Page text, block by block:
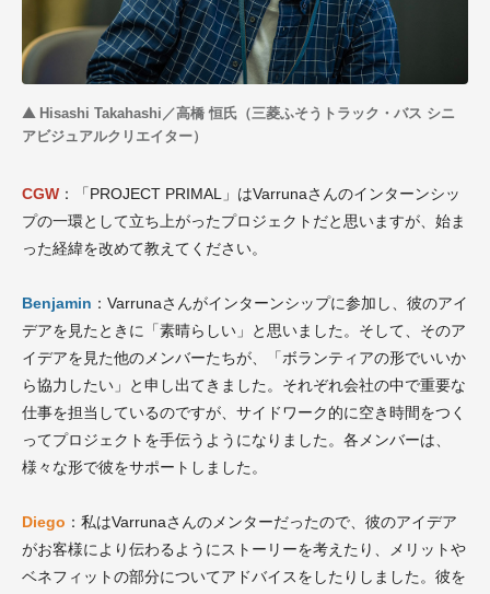
▲ Hisashi Takahashi／高橋 恒氏（三菱ふそうトラック・バス シニ
アビジュアルクリエイター）
CGW ：「PROJECT PRIMAL」はVarrunaさんのインターンシッ
プの一環として立ち上がったプロジェクトだと思いますが、始ま
った経緯を改めて教えてください。
Benjamin ：Varrunaさんがインターンシップに参加し、彼のアイ
デアを見たときに「素晴らしい」と思いました。そして、そのア
イデアを見た他のメンバーたちが、「ボランティアの形でいいか
ら協力したい」と申し出てきました。それぞれ会社の中で重要な
仕事を担当しているのですが、サイドワーク的に空き時間をつく
ってプロジェクトを手伝うようになりました。各メンバーは、
様々な形で彼をサポートしました。
Diego ：私はVarrunaさんのメンターだったので、彼のアイデア
がお客様により伝わるようにストーリーを考えたり、メリットや
ベネフィットの部分についてアドバイスをしたりしました。彼を